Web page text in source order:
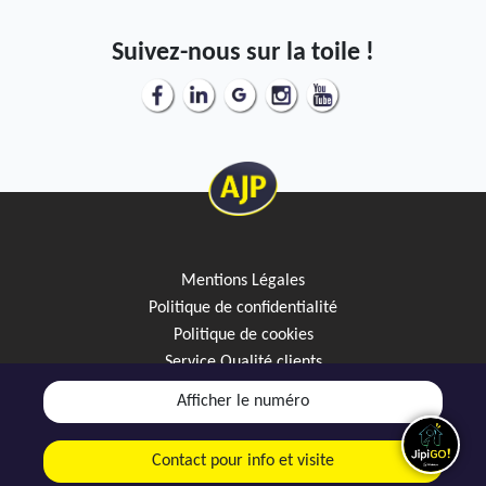
Afficher le numéro
Contact pour info et visite
Suivez-nous sur la toile !
Mentions Légales
Politique de confidentialité
Politique de cookies
Service Qualité clients
Créez votre alerte mail